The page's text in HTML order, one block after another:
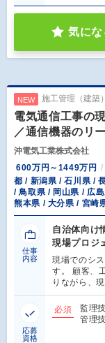
気にな
NEW 施工管理（建築）
電気通信工事の
／通信機器のリ
沖電気工業株式会社
600万円～1449万円
都 / 新潟県 / 石川県 /
/ 鳥取県 / 岡山県 / 広
熊本県 / 大分県 / 宮崎
仕事
内容
自治体向け
現場プロジ
現場でのシ
す。 顧客、
りながら、
応募
資格
必須
監理
管理